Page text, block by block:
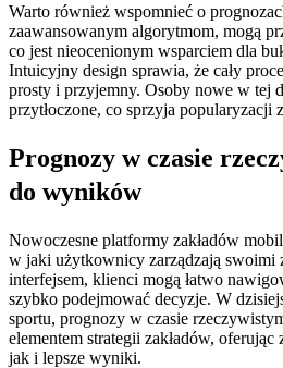
Warto również wspomnieć o
zaawansowanym algorytmom, mogą
co jest nieocenionym wsparciem dla
Intuicyjny design sprawia, że cały
prosty i przyjemny. Osoby nowe w tej
przytłoczone, co sprzyja popularyzacji
Prognozy w czasie
do wyników
Nowoczesne platformy zakładów
w jaki użytkownicy zarządzają swoimi
interfejsem, klienci mogą łatwo
szybko podejmować decyzje. W
sportu, prognozy w czasie
elementem strategii zakładów,
jak i lepsze wyniki.